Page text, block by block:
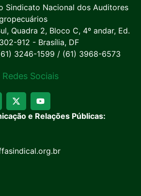
Sindicato Nacional dos Auditores
Quadra 2, Bloco C, 4º andar, Ed.
912 - Brasília, DF
3246-1599 / (61) 3968-6573
Sociais
e Relações Públicas: